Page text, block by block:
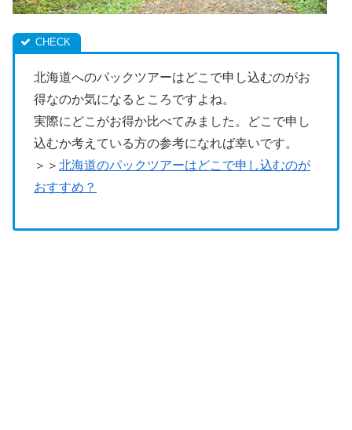
北海道へのパックツアーはどこで申し込むのがお
得なのか気になるところですよね。
実際にどこがお得か比べてみました。どこで申し
込むか考えている方の参考になれば幸いです。
＞＞ 北海道のパックツアーはどこで申し込むのが
おすすめ？